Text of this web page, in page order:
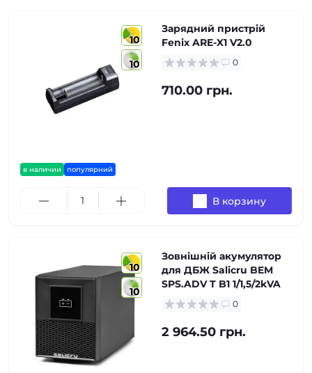
10
10
в наличии популярний
Зарядний пристрій
Fenix ARE-X1 V2.0
0
710.00 грн.
В корзину
10
10
Зовнішній акумулятор
для ДБЖ Salicru BEM
SPS.ADV T B1 1/1,5/2kVA
0
2 964.50 грн.